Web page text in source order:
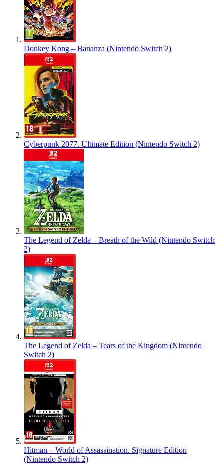
Donkey Kong – Bananza (Nintendo Switch 2)
Cyberpunk 2077. Ultimate Edition (Nintendo Switch 2)
The Legend of Zelda – Breath of the Wild (Nintendo Switch
2)
The Legend of Zelda – Tears of the Kingdom (Nintendo
Switch 2)
Hitman – World of Assassination. Signature Edition
(Nintendo Switch 2)